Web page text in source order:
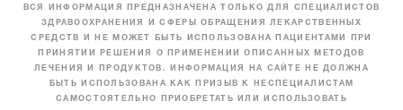
ВСЯ ИНФОРМАЦИЯ ПРЕДНАЗНАЧЕНА ТОЛЬКО ДЛЯ СПЕЦИАЛИСТОВ
ЗДРАВООХРАНЕНИЯ И СФЕРЫ ОБРАЩЕНИЯ ЛЕКАРСТВЕННЫХ
СРЕДСТВ И НЕ МОЖЕТ БЫТЬ ИСПОЛЬЗОВАНА ПАЦИЕНТАМИ ПРИ
ПРИНЯТИИ РЕШЕНИЯ О ПРИМЕНЕНИИ ОПИСАННЫХ МЕТОДОВ
ЛЕЧЕНИЯ И ПРОДУКТОВ. ИНФОРМАЦИЯ НА САЙТЕ НЕ ДОЛЖНА
БЫТЬ ИСПОЛЬЗОВАНА КАК ПРИЗЫВ К НЕСПЕЦИАЛИСТАМ
САМОСТОЯТЕЛЬНО ПРИОБРЕТАТЬ ИЛИ ИСПОЛЬЗОВАТЬ